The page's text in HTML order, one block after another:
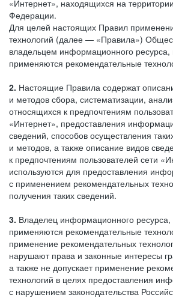
«Интернет», находящихся на
Федерации.
Для целей настоящих Правил
технологий (далее — «Правила»)
владельцем информационного ресурса,
применяются рекомендательные
2. Настоящие Правила содержат
и методов сбора, систематизации,
относящихся к предпочтениям
«Интернет», предоставления
сведений, способов осуществления
и методов, а также описание видов
к предпочтениям пользователей сети
используются для предоставления
с применением рекомендательных
получения таких сведений.
3. Владелец информационного ресурса,
применяются рекомендательные
применение рекомендательных
нарушают права и законные интересы
а также не допускает применение
технологий в целях предоставления
с нарушением законодательства